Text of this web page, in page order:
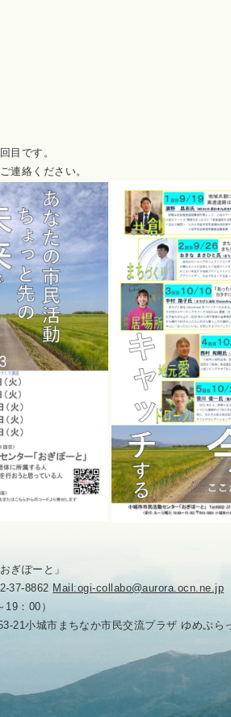
目です。
連絡ください。
ぎぽーと」
37-8862 Mail:ogi-collabo@aurora.ocn.ne.jp
：00）
21小城市まちなか市民交流プラザ ゆめぷら